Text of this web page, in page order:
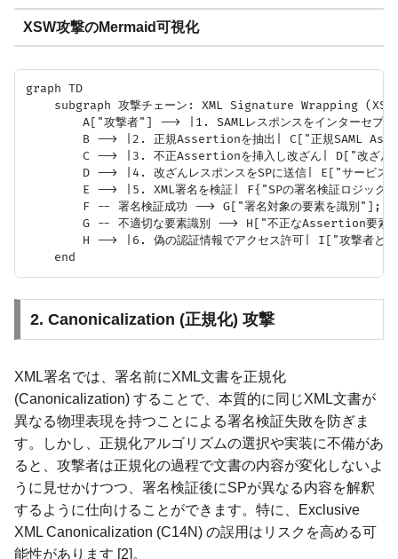
XSW攻撃のMermaid可視化
graph TD
subgraph 攻撃チェーン: XML Signature Wrapping
A["攻撃者"] --> |1. SAMLレスポンスをインターセプ
B --> |2. 正規Assertionを抽出| C["正規SAML
C --> |3. 不正Assertionを挿入し改ざん| D["改ざん
D --> |4. 改ざんレスポンスをSPに送信| E["サービス
E --> |5. XML署名を検証| F{"SPの署名検証ロジック
        F -- 署名検証成功 --> G["署名対象の要素を識別"];
G -- 不適切な要素識別 --> H["不正なAssertion要素
H --> |6. 偽の認証情報でアクセス許可| I["攻撃者と
2. Canonicalization (正規化) 攻撃
XML署名では、署名前にXML文書を正規化
(Canonicalization) することで、本質的に同じXML文書が
異なる物理表現を持つことによる署名検証失敗を防ぎま
す。しかし、正規化アルゴリズムの選択や実装に不備があ
ると、攻撃者は正規化の過程で文書の内容が変化しないよ
うに見せかけつつ、署名検証後にSPが異なる内容を解釈
するように仕向けることができます。特に、Exclusive
XML Canonicalization (C14N) の誤用はリスクを高める可
能性があります [2]。